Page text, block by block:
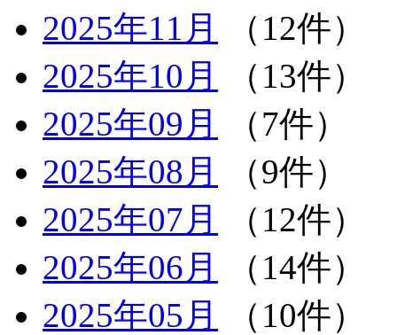
2025年11月
（12件）
2025年10月
（13件）
2025年09月
（7件）
2025年08月
（9件）
2025年07月
（12件）
2025年06月
（14件）
2025年05月
（10件）